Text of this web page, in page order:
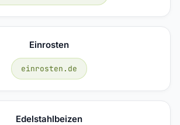
Einrosten
einrosten.de
Edelstahlbeizen